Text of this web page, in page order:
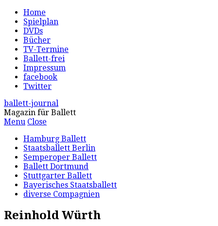
Home
Spielplan
DVDs
Bücher
TV-Termine
Ballett-frei
Impressum
facebook
Twitter
ballett-journal
Magazin für Ballett
Menu Close
Hamburg Ballett
Staatsballett Berlin
Semperoper Ballett
Ballett Dortmund
Stuttgarter Ballett
Bayerisches Staatsballett
diverse Compagnien
Reinhold Würth